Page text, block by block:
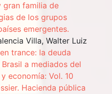
gran familia de
de los grupos
emergentes.
Villa, Walter Luiz
trance: la deuda
a mediados del
economía: Vol. 10
Hacienda pública